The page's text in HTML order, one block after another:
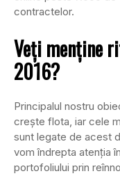
contractelor.
Veţi menţine
2016?
Principalul nostru
creşte flota, iar cele
sunt legate de acest
vom îndrepta atenţia
portofoliului prin